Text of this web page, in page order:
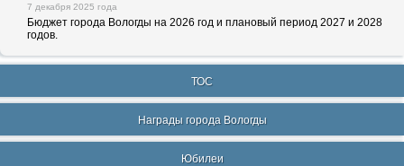
7 декабря 2025 года
Бюджет города Вологды на 2026 год и плановый период 2027 и 2028
годов.
ТОС
Награды города Вологды
Юбилеи